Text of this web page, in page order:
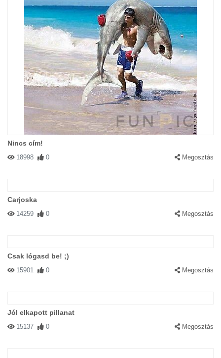
Nincs cím!
18998 0 Megosztás
Carjoska
14259 0 Megosztás
Csak lógasd be! ;)
15901 0 Megosztás
Jól elkapott pillanat
15137 0 Megosztás